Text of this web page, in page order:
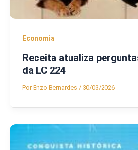
Economia
Receita atualiza
da LC 224
PorEnzo Bernardes / 30/03/2026